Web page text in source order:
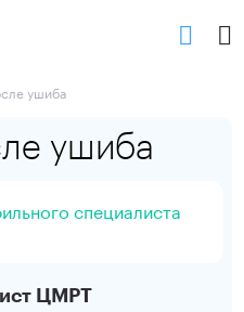
ушиба
ушиба
специалиста
ЦМРТ